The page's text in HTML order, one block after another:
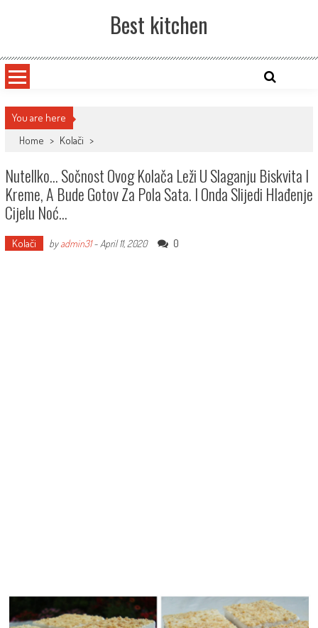
Best kitchen
You are here
Home > Kolači >
Nutellko… Sočnost Ovog Kolača Leži U Slaganju Biskvita I
Kreme, A Bude Gotov Za Pola Sata. I Onda Slijedi Hlađenje
Cijelu Noć…
Kolači byadmin31- April 11, 2020 0